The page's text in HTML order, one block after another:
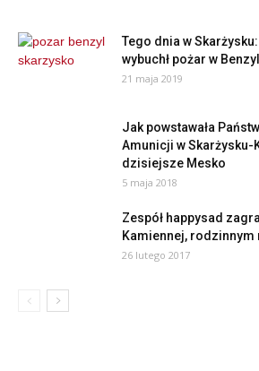
Tego dnia w
wybuchł pożar w
21 maja 2019
Jak powstawała
Amunicji w Skarżysku-
dzisiejsze Mesko
5 maja 2018
Zespół happysad
Kamiennej, rodzinnym
26 lutego 2017